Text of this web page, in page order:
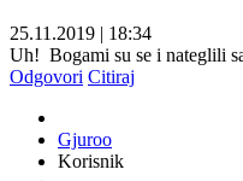
25.11.2019 | 18:34
Uh! Bogami su se i nateglili
Odgovori Citiraj
Gjuroo
Korisnik